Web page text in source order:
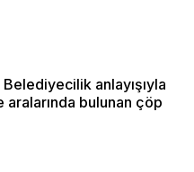
anlayışıyla
aralarında bulunan çöp